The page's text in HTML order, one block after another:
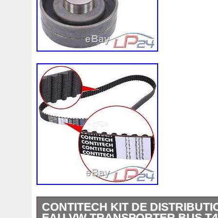
Core Row:: 2 Row Core
Delivery: UK Local Delivery
Other Radiator Performance:
Temp
Radiator Performance: Super
cooling
Other performance: great
Radiator Crafts: 100% welded by TIG
Model Application: For Honda Integra
95 99
Other Model Application: For Honda
EG 1992-2000
CONTITECH KIT DE